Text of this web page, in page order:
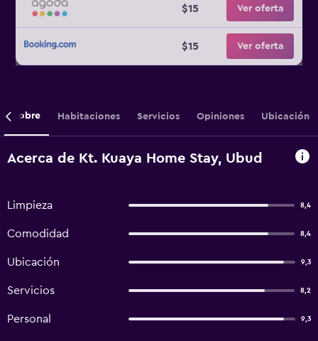
$15 Ver oferta
$15 Ver oferta
Sobre Habitaciones Servicios Opiniones Ubicación
Acerca de Kt. Kuaya Home Stay, Ubud
Limpieza 8,4
Comodidad 8,4
Ubicación 9,3
Servicios 8,2
Personal 9,3